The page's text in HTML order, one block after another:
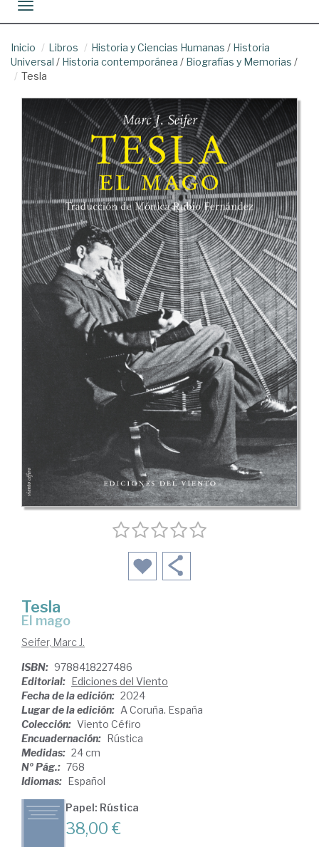
Toggle navigation
Inicio Libros Historia y Ciencias Humanas / Historia
Universal / Historia contemporánea / Biografías y Memorias /
Tesla
Tesla
El mago
Seifer, Marc J.
ISBN: 9788418227486
Editorial: Ediciones del Viento
Fecha de la edición: 2024
Lugar de la edición: A Coruña. España
Colección: Viento Céfiro
Encuadernación: Rústica
Medidas: 24 cm
Nº Pág.: 768
Idiomas: Español
Papel: Rústica
38,00 €